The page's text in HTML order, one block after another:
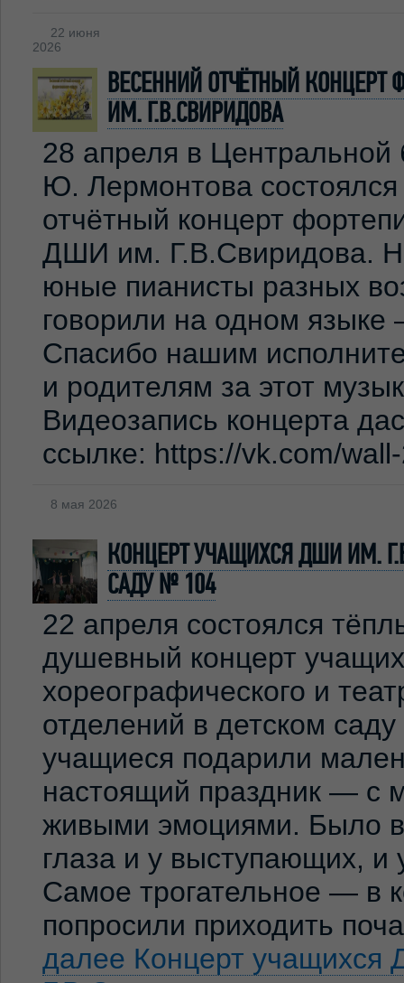
22 июня
2026
ВЕСЕННИЙ ОТЧЁТНЫЙ КОНЦЕРТ
ИМ. Г.В.СВИРИДОВА
28 апреля в
Ю. Лермонтова состоялся
отчётный концерт
ДШИ им. Г.В.Свиридова.
юные пианисты разных
говорили на одном
Спасибо нашим
и родителям за этот
Видеозапись концерта
ссылке: https://vk.com/
8 мая 2026
КОНЦЕРТ УЧАЩИХСЯ ДШИ ИМ.
САДУ № 104
22 апреля состоялся
душевный концерт
хореографического и
отделений в детском
учащиеся подарили
настоящий праздник — с
живыми эмоциями. Было
глаза и у выступающих,
Самое трогательное — в
попросили приходить
далее Концерт